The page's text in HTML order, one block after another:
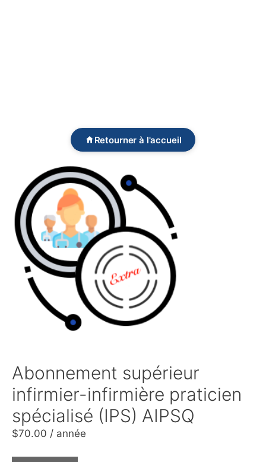
Retourner à l'accueil
Abonnement supérieur
infirmier-infirmière praticien
spécialisé (IPS) AIPSQ
$70.00 / année